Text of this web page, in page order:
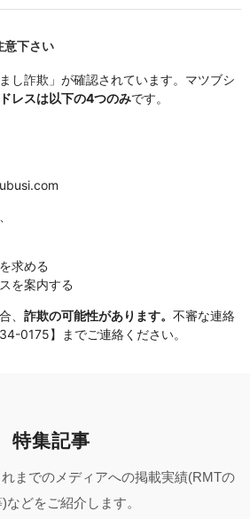
意下さい
し詐欺」が確認されています。マツブシ
レスは以下の4つのみです。
求める
を案内する
、 詐欺の可能性があります。 不審な連絡
0175】までご連絡ください。
特集記事
までのメディアへの掲載実績(RMTの
などをご紹介します。